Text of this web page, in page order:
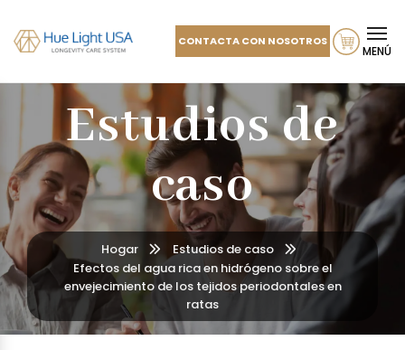
CONTACTA CON NOSOTROS
MENÚ
Estudios de
caso
Hogar
Estudios de caso
Efectos del agua rica en hidrógeno sobre el
envejecimiento de los tejidos periodontales en
ratas